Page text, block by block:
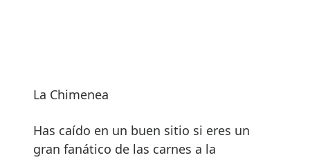
La Chimenea
Has caído en un buen sitio si eres un
gran fanático de las carnes a la